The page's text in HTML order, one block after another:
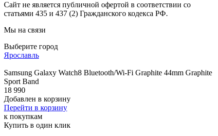
Сайт не является публичной офертой в соответствии со
статьями 435 и 437 (2) Гражданского кодекса РФ.
Мы на связи
Выберите город
Ярославль
Samsung Galaxy Watch8 Bluetooth/Wi-Fi Graphite 44mm Graphite
Sport Band
18 990
Добавлен в корзину
Перейти в корзину
к покупкам
Купить в один клик